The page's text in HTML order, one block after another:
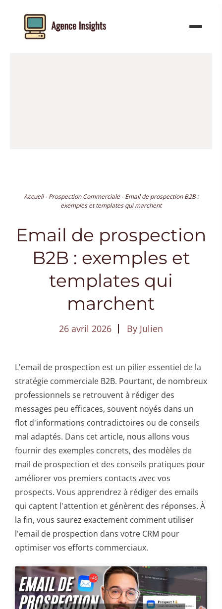
contenu
Accueil-Prospection Commerciale-Email de prospection B2B :
exemples et templates qui marchent
Email de prospection
B2B : exemples et
templates qui
marchent
26 avril 2026 By Julien
L'email de prospection est un pilier essentiel de la
stratégie commerciale B2B. Pourtant, de nombreux
professionnels se retrouvent à rédiger des
messages peu efficaces, souvent noyés dans un
flot d'informations contradictoires ou de conseils
mal adaptés. Dans cet article, nous allons vous
fournir des exemples concrets, des modèles de
mail de prospection et des conseils pratiques pour
améliorer vos premiers contacts avec vos
prospects. Vous apprendrez à rédiger des emails
qui captent l'attention et génèrent des réponses. À
la fin, vous saurez exactement comment utiliser
l'email de prospection dans votre CRM pour
optimiser vos efforts commerciaux.